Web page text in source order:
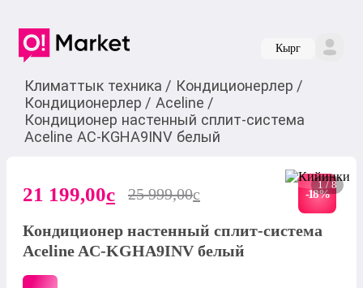
Кырг
Климаттык техника / Кондиционерлер /
Кондиционерлер / Aceline /
Кондиционер настенный сплит-система
Aceline AC-KGHA9INV белый
1 / 8
21 199,00c 25 999,00c -18%
Кондиционер настенный сплит-система
Aceline AC-KGHA9INV белый